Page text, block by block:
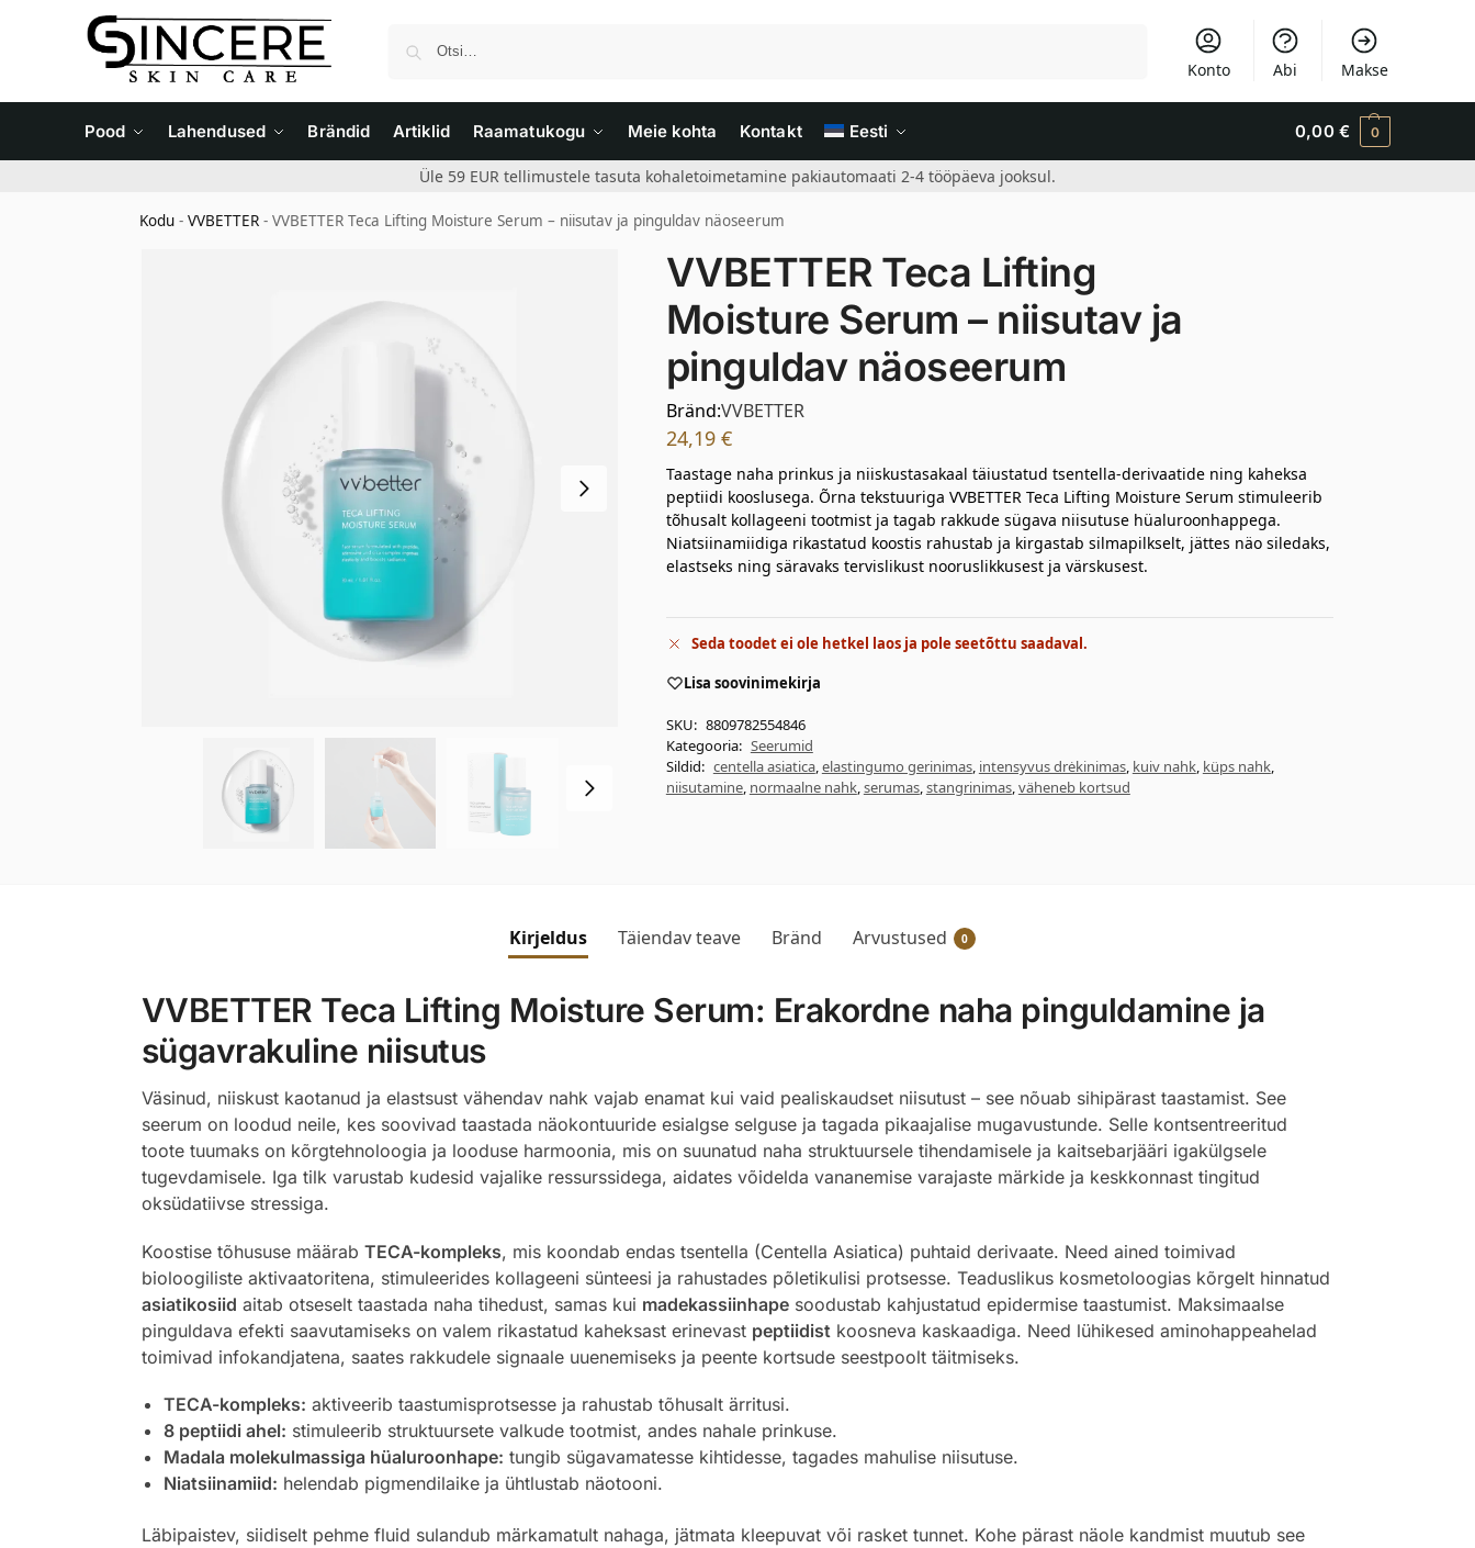
Konto Abi Makse
Pood Lahendused Brändid Artiklid Raamatukogu Meie kohta Kontakt Eesti 0,00 € 0
Üle 59 EUR tellimustele tasuta kohaletoimetamine pakiautomaati 2-4 tööpäeva jooksul.
Kodu -VVBETTER -VVBETTER Teca Lifting Moisture Serum – niisutav ja pinguldav näoseerum
VVBETTER Teca Lifting
Moisture Serum – niisutav ja
pinguldav näoseerum
Bränd:VVBETTER
24,19 €
Taastage naha prinkus ja niiskustasakaal täiustatud tsentella-derivaatide ning kaheksa
peptiidi kooslusega. Õrna tekstuuriga VVBETTER Teca Lifting Moisture Serum stimuleerib
tõhusalt kollageeni tootmist ja tagab rakkude sügava niisutuse hüaluroonhappega.
Niatsiinamiidiga rikastatud koostis rahustab ja kirgastab silmapilkselt, jättes näo siledaks,
elastseks ning säravaks tervislikust nooruslikkusest ja värskusest.
Seda toodet ei ole hetkel laos ja pole seetõttu saadaval.
Lisa soovinimekirja
SKU: 8809782554846
Kategooria: Seerumid
Sildid: centella asiatica,elastingumo gerinimas, intensyvus drėkinimas, kuiv nahk, küps nahk,
niisutamine, normaalne nahk,serumas,stangrinimas,väheneb kortsud
Kirjeldus Täiendav teave Bränd Arvustused 0
VVBETTER Teca Lifting Moisture Serum: Erakordne naha pinguldamine ja
sügavrakuline niisutus
Väsinud, niiskust kaotanud ja elastsust vähendav nahk vajab enamat kui vaid pealiskaudset niisutust – see nõuab sihipärast taastamist. See
seerum on loodud neile, kes soovivad taastada näokontuuride esialgse selguse ja tagada pikaajalise mugavustunde. Selle kontsentreeritud
toote tuumaks on kõrgtehnoloogia ja looduse harmoonia, mis on suunatud naha struktuursele tihendamisele ja kaitsebarjääri igakülgsele
tugevdamisele. Iga tilk varustab kudesid vajalike ressurssidega, aidates võidelda vananemise varajaste märkide ja keskkonnast tingitud
oksüdatiivse stressiga.
Koostise tõhususe määrab TECA-kompleks, mis koondab endas tsentella (Centella Asiatica) puhtaid derivaate. Need ained toimivad
bioloogiliste aktivaatoritena, stimuleerides kollageeni sünteesi ja rahustades põletikulisi protsesse. Teaduslikus kosmetoloogias kõrgelt hinnatud
asiatikosiid aitab otseselt taastada naha tihedust, samas kui madekassiinhapesoodustab kahjustatud epidermise taastumist. Maksimaalse
pinguldava efekti saavutamiseks on valem rikastatud kaheksast erinevast peptiidist koosneva kaskaadiga. Need lühikesed aminohappeahelad
toimivad infokandjatena, saates rakkudele signaale uuenemiseks ja peente kortsude seestpoolt täitmiseks.
TECA-kompleks: aktiveerib taastumisprotsesse ja rahustab tõhusalt ärritusi.
8 peptiidi ahel: stimuleerib struktuursete valkude tootmist, andes nahale prinkuse.
Madala molekulmassiga hüaluroonhape: tungib sügavamatesse kihtidesse, tagades mahulise niisutuse.
Niatsiinamiid: helendab pigmendilaike ja ühtlustab näotooni.
Läbipaistev, siidiselt pehme fluid sulandub märkamatult nahaga, jätmata kleepuvat või rasket tunnet. Kohe pärast näole kandmist muutub see